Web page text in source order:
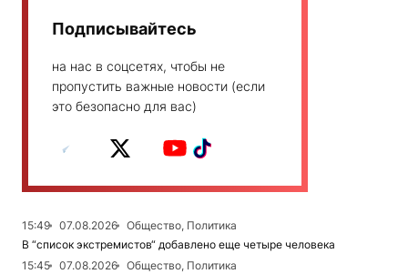
Подписывайтесь
на нас в соцсетях, чтобы не
пропустить важные новости (если
это безопасно для вас)
15:49 07.08.2026
Общество, Политика
В “список экстремистов“ добавлено еще четыре человека
15:45
07.08.2026
Общество, Политика